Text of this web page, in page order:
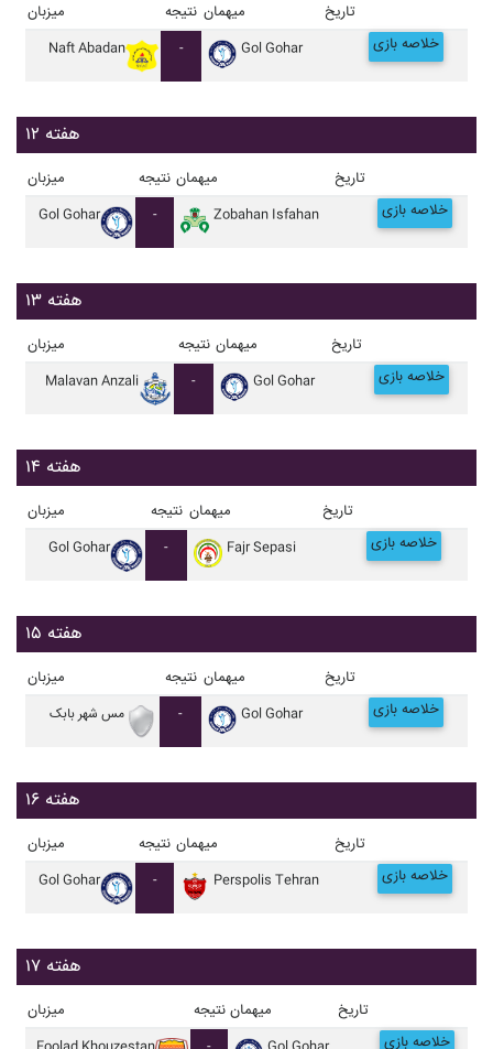
میزبان نتیجه میهمان تاریخ
Naft Abadan - Gol Gohar خلاصه بازی
هفته ۱۲
میزبان نتیجه میهمان تاریخ
Gol Gohar - Zobahan Isfahan خلاصه بازی
هفته ۱۳
میزبان نتیجه میهمان تاریخ
Malavan Anzali - Gol Gohar خلاصه بازی
هفته ۱۴
میزبان نتیجه میهمان تاریخ
Gol Gohar - Fajr Sepasi خلاصه بازی
هفته ۱۵
میزبان نتیجه میهمان تاریخ
مس شهر بابک - Gol Gohar خلاصه بازی
هفته ۱۶
میزبان نتیجه میهمان تاریخ
Gol Gohar - Perspolis Tehran خلاصه بازی
هفته ۱۷
میزبان نتیجه میهمان تاریخ
خلاصه بازی